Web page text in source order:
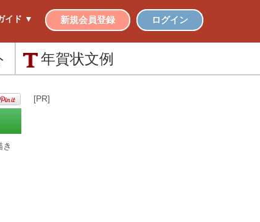
イド ▼ 新規会員登録 ログイン
年賀状文例
[PR]